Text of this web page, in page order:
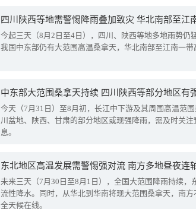
今起三天（8月2日至4日），四川、陕西等地多地雨势仍
我国中东部仍有大范围高温桑拿天，华北南部至江南一带
中东部大范围桑拿天持续 四川陕西等部分地区有
今天（7月31日）至8月初，长江中下游及其周围高温范
川盆地、陕西、甘肃的部分地区或现强降雨，需及时关注
息。
东北地区高温发展需警惕强对流 南方多地昼夜连
未来三天（7月30日至8月1日），全国大范围降雨持续，
流性降水。同时，从华北到华南将现大范围桑拿天，南方
全天候在线。